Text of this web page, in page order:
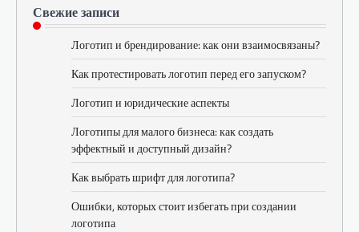
Свежие записи
Логотип и брендирование: как они взаимосвязаны?
Как протестировать логотип перед его запуском?
Логотип и юридические аспекты
Логотипы для малого бизнеса: как создать
эффектный и доступный дизайн?
Как выбрать шрифт для логотипа?
Ошибки, которых стоит избегать при создании
логотипа